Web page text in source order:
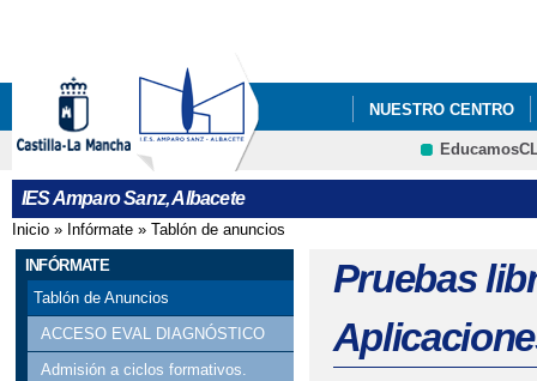
NUESTRO CENTRO
ORIENTACIÓN
IES Amparo Sanz, Albacete
Se encuentra usted aquí
Inicio » Infórmate » Tablón de anuncios
INFÓRMATE
Tablón de Anuncios
ACCESO EVAL DIAGNÓSTICO
Admisión a ciclos formativos.
Pruebas